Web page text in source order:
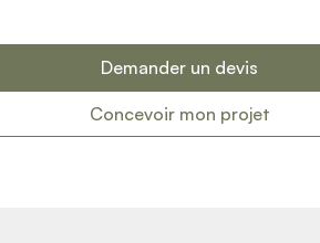
Demander un devis
Concevoir mon projet